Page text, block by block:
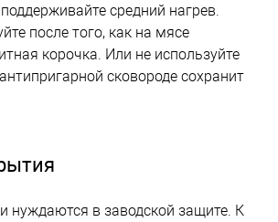
средний нагрев.
после того, как на мясе
корочка. Или не используйте
сковороде сохранит
нуждаются в заводской защите. К